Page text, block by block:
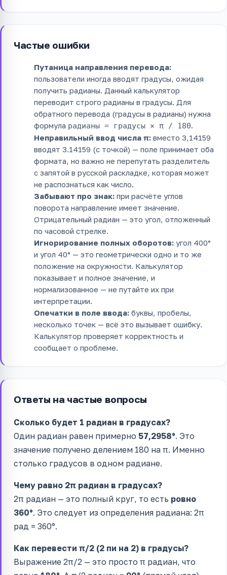
Частые ошибки
Путаница направления перевода:
пользователи иногда вводят градусы, ожидая
получить радианы. Данный калькулятор
переводит строго радианы в градусы. Для
обратного перевода (градусы в радианы) нужна
формула радианы = градусы × π / 180.
Неправильный ввод числа π: вместо 3,14159
вводят 3.14159 (с точкой) — поле принимает оба
формата, но важно не перепутать разделитель
с запятой в русской раскладке, которая может
не распознаться как число.
Забывают про знак: при расчёте углов
поворота направление имеет значение.
Отрицательный радиан — это угол, отложенный
по часовой стрелке.
Игнорирование полных оборотов: угол 400°
и угол 40° — это геометрически одно и то же
положение на окружности. Калькулятор
показывает и полное значение, и
нормализованное — не путайте их при
интерпретации.
Опечатки в поле ввода: буквы, пробелы,
несколько точек — всё это вызывает ошибку.
Калькулятор проверяет корректность и
сообщает о проблеме.
Ответы на частые вопросы
Сколько будет 1 радиан в градусах?
Один радиан равен примерно 57,2958°. Это
значение получено делением 180 на π. Именно
столько градусов в одном радиане.
Чему равно 2π радиан в градусах?
2π радиан — это полный круг, то есть ровно
360°. Это следует из определения радиана: 2π
рад = 360°.
Как перевести π/2 (2 пи на 2) в градусы?
Выражение 2π/2 — это просто π радиан, что